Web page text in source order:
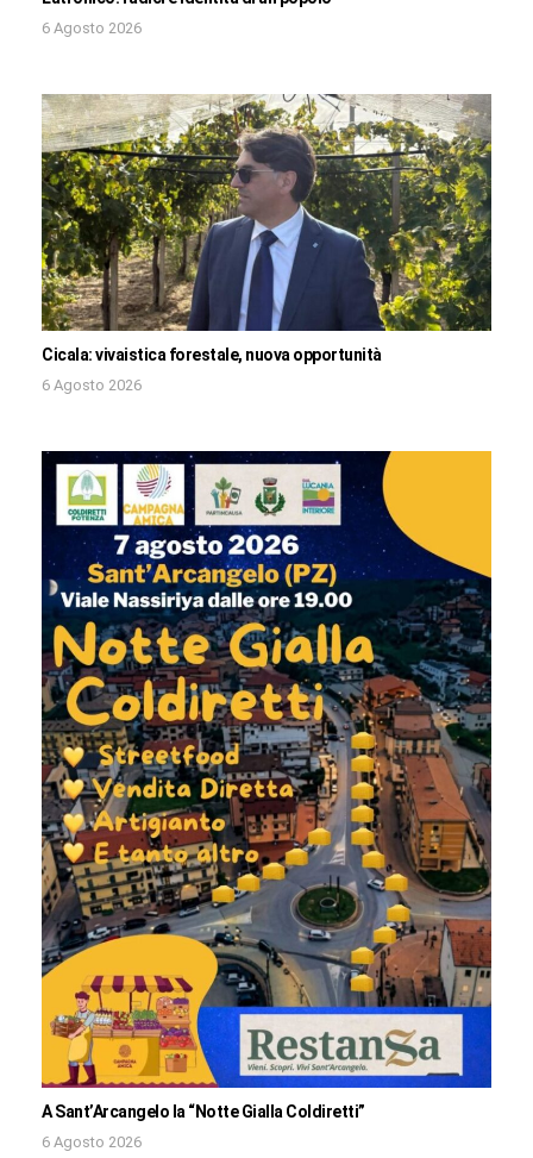
6 Agosto 2026
Cicala: vivaistica forestale, nuova opportunità
6 Agosto 2026
A Sant’Arcangelo la “Notte Gialla Coldiretti”
6 Agosto 2026